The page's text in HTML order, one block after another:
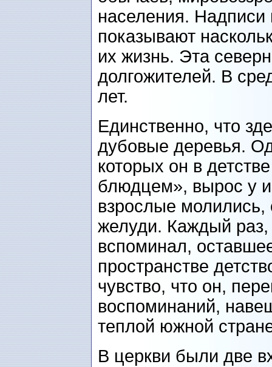
населения.
показывают
их жизнь. Эта
долгожителей. В
лет.
Единственно, что
дубовые деревья.
которых он в
блюдцем», вырос у
взрослые
желуди. Каждый раз,
вспоминал,
пространстве
чувство, что он,
воспоминаний,
теплой южной
В церкви были две